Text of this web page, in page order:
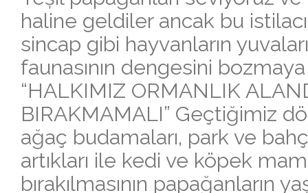
haline geldiler ancak bu
sincap gibi hayvanların
faunasının dengesini
“HALKIMIZ ORMANLIK
BIRAKMAMALI” Geçtiğimiz
ağaç budamaları, park ve
artıkları ile kedi ve köpek
bırakılmasının papağanların